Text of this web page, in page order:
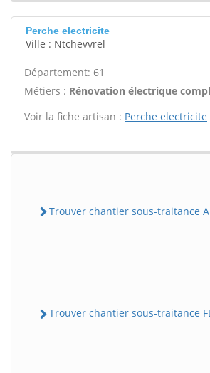
Perche electricite
Ville : Ntchevvrel
Département: 61
Métiers : Rénovation électrique
Voir la fiche artisan : Perche electricite
Trouver chantier sous-traitance
Trouver chantier sous-traitance